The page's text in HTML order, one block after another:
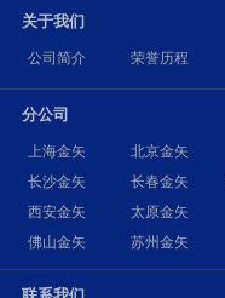
关于我们
公司简介 荣誉历程
分公司
上海金矢 北京金矢
长沙金矢
长春金矢
西安金矢
太原金矢
佛山金矢
苏州金矢